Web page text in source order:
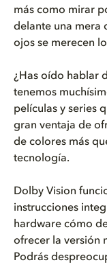
más como mirar
delante una mera
ojos se merecen
¿Has oído hablar
tenemos
películas y series
gran ventaja de
de colores más
tecnología.
Dolby Vision
instrucciones
hardware cómo
ofrecer la versión
Podrás